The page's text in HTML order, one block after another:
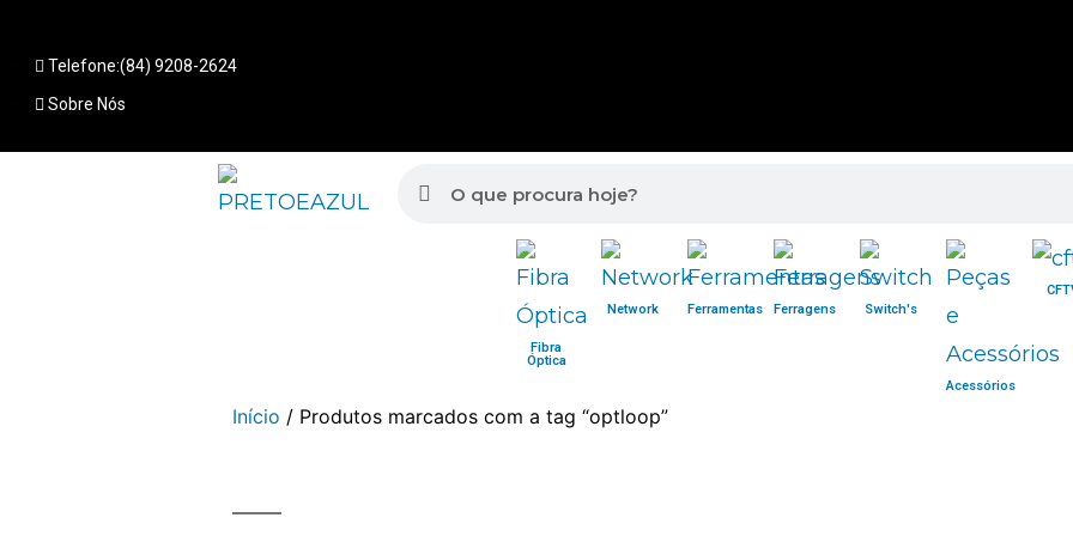
Telefone:(84) 9208-2624
Sobre Nós
Fibra
Óptica
Network Ferramentas Ferragens Switch's
Acessórios
Início / Produtos marcados com a tag “optloop”